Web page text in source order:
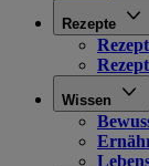
Rezepte
Wissen